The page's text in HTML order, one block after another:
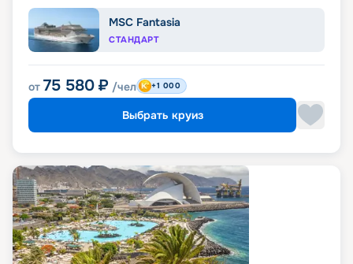
MSC Fantasia
СТАНДАРТ
от 75 580 ₽ /чел +1 000
Выбрать круиз